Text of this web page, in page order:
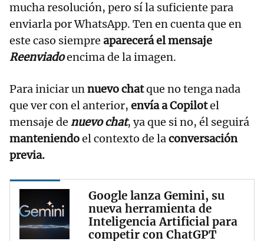
mucha resolución, pero sí la suficiente para
enviarla por WhatsApp. Ten en cuenta que en
este caso siempre aparecerá el mensaje
Reenviadoencima de la imagen.
Para iniciar unnuevo chatque no tenga nada
que ver con el anterior, envía a Copilotel
mensaje de nuevo chat, ya que si no, él seguirá
manteniendoel contexto de laconversación
previa.
Google lanza Gemini, su
nueva herramienta de
Inteligencia Artificial para
competir con ChatGPT